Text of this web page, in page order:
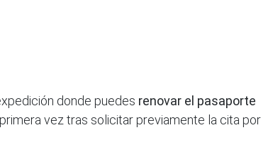
donde puedes renovar el pasaporte
vez tras solicitar previamente la cita por